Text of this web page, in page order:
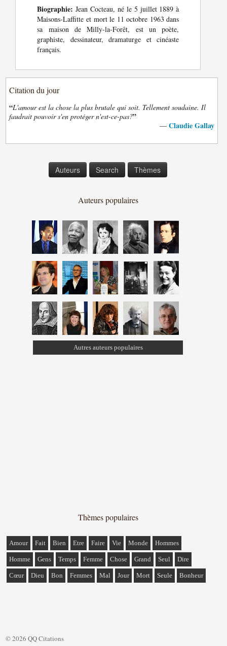
Biographie: Jean Cocteau, né le 5 juillet 1889 à
Maisons-Laffitte et mort le 11 octobre 1963 dans
sa maison de Milly-la-Forêt, est un poète,
graphiste, dessinateur, dramaturge et cinéaste
français.
Citation du jour
“L'amour est la chose la plus brutale qui soit. Tellement soudaine. Il
faudrait pouvoir s'en protéger n'est-ce-pas?”
— Claudie Gallay
Auteurs Search Thèmes
Auteurs populaires
Autres auteurs populaires
Thèmes populaires
Amour Fait Bien Etre Faire Vie Monde Hommes
Homme Gens Temps Femme Chose Grand Seul Dire
Cœur Dieu Bon Femmes Mal Jour Mort Seule Bonheur
© 2026 QQ Citations